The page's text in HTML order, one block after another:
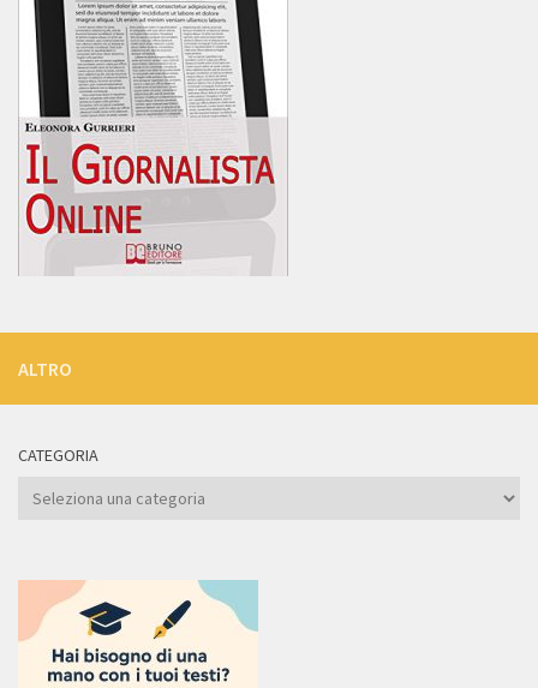
ALTRO
CATEGORIA
Categoria